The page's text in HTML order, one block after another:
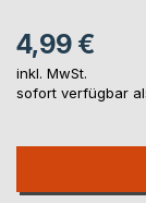
4,99 €
inkl. MwSt.
sofort verfügbar